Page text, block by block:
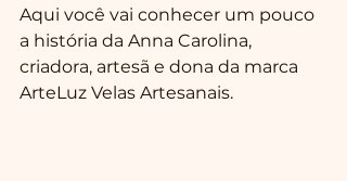
Aqui você vai conhecer um pouco
a história da Anna Carolina,
criadora, artesã e dona da marca
ArteLuz Velas Artesanais.